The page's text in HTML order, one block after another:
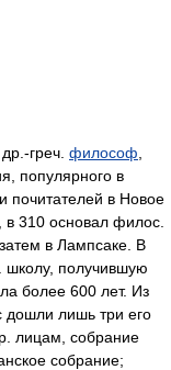
греч. философ
популярного в
почитателей в Новое
310 основал филос.
в Лампсаке. В
получившую
более 600 лет. Из
дошли лишь три его
лицам, собрание
собрание;